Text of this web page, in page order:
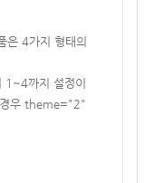
은 4가지 형태의
1~4까지 설정이
경우 theme="2"